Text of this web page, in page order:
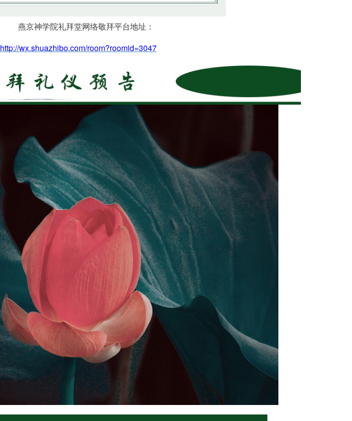
燕京神学院礼拜堂网络敬拜平台地址：
http://wx.shuazhibo.com/room?roomid=3047